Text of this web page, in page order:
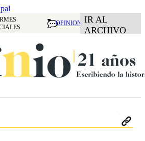
OPINION IR AL
ARCHIVO